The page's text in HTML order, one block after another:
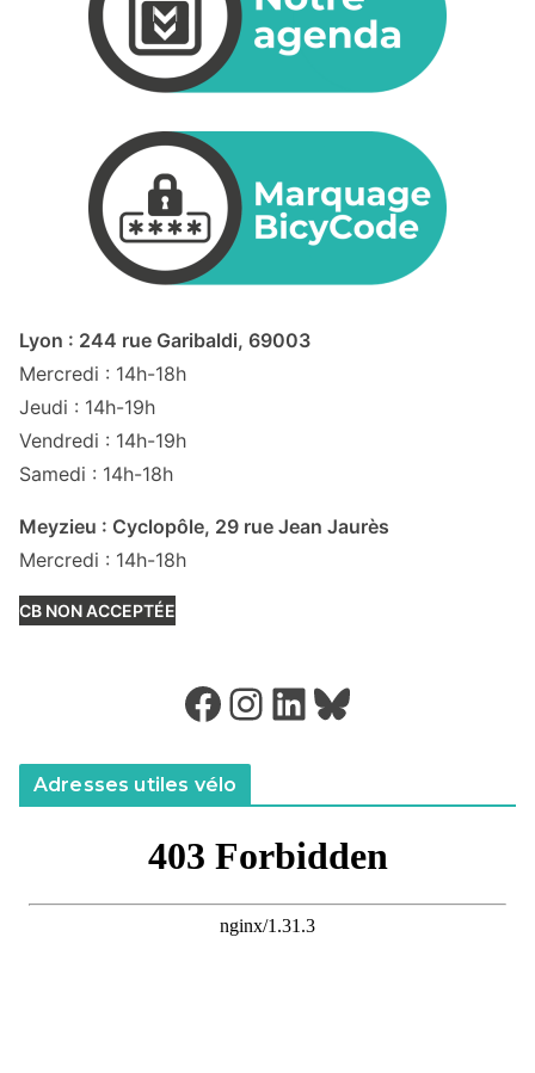
Lyon : 244 rue Garibaldi, 69003
Mercredi : 14h-18h
Jeudi : 14h-19h
Vendredi : 14h-19h
Samedi : 14h-18h
Meyzieu : Cyclopôle, 29 rue Jean Jaurès
Mercredi : 14h-18h
CB NON ACCEPTÉE
Facebook Instagram LinkedIn Bluesky
Adresses utiles vélo